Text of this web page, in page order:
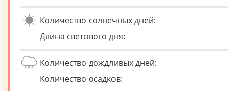
Количество солнечных дней:
Длина светового дня:
Количество дождливых дней:
Количество осадков: